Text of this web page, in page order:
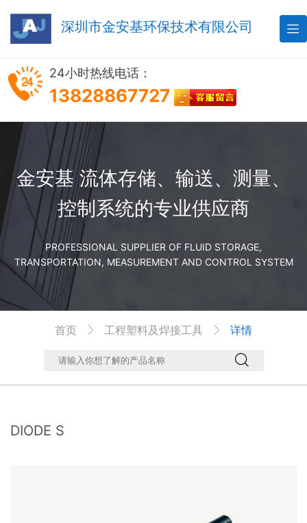
深圳市金安基环保技术有限公司 
24小时热线电话：
13828867727
金安基 流体存储、输送、测量、
控制系统的专业供应商
PROFESSIONAL SUPPLIER OF FLUID STORAGE,
TRANSPORTATION, MEASUREMENT AND CONTROL SYSTEM
首页  工程塑料及焊接工具  详情

DIODE S